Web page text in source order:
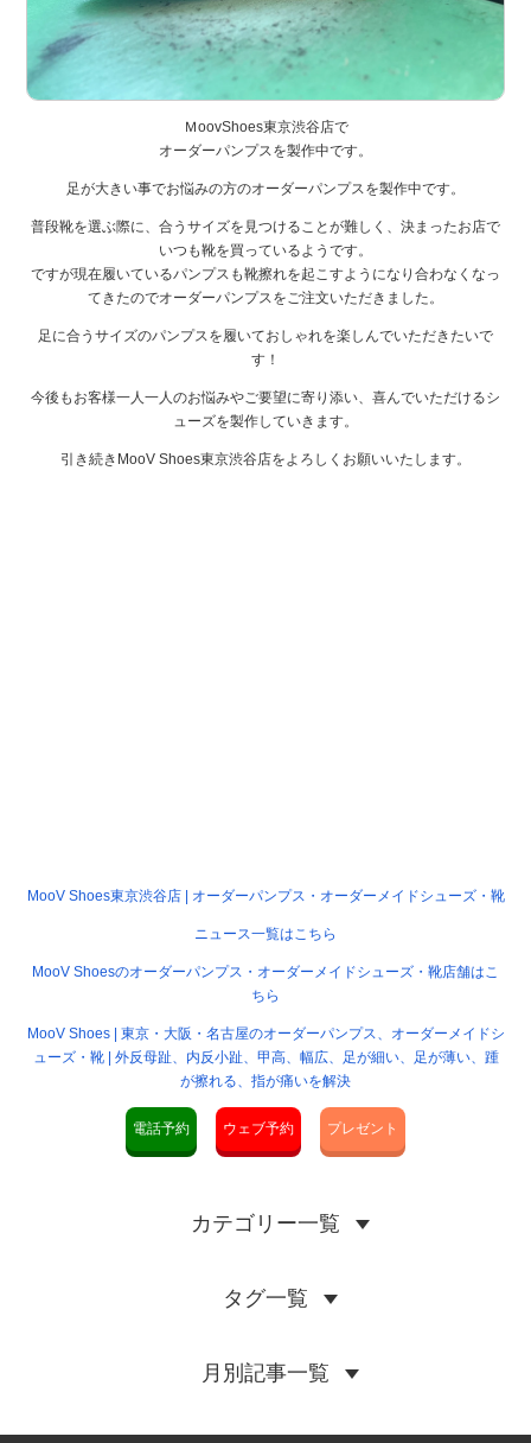
ＭoovShoes東京渋谷店で
オーダーパンプスを製作中です。
足が大きい事でお悩みの方のオーダーパンプスを製作中です。
普段靴を選ぶ際に、合うサイズを見つけることが難しく、決まったお店で
いつも靴を買っているようです。
ですが現在履いているパンプスも靴擦れを起こすようになり合わなくなっ
てきたのでオーダーパンプスをご注文いただきました。
足に合うサイズのパンプスを履いておしゃれを楽しんでいただきたいで
す！
今後もお客様一人一人のお悩みやご要望に寄り添い、喜んでいただけるシ
ューズを製作していきます。
引き続きMooV Shoes東京渋谷店をよろしくお願いいたします。
MooV Shoes東京渋谷店 | オーダーパンプス・オーダーメイドシューズ・靴
ニュース一覧はこちら
MooV Shoesのオーダーパンプス・オーダーメイドシューズ・靴店舗はこ
ちら
MooV Shoes | 東京・大阪・名古屋のオーダーパンプス、オーダーメイドシ
ューズ・靴 | 外反母趾、内反小趾、甲高、幅広、足が細い、足が薄い、踵
が擦れる、指が痛いを解決
電話予約 ウェブ予約 プレゼント
カテゴリー一覧
タグ一覧
月別記事一覧